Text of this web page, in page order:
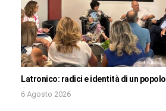
Latronico: radici e identità di un popolo
6 Agosto 2026